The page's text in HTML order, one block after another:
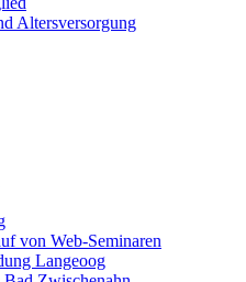
Altersversorgung
von Web-Seminaren
Langeoog